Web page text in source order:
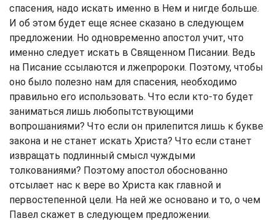
спасения, надо искать именно в Нем и нигде больше.
И об этом будет еще яснее сказано в следующем
предложении. Но одновременно апостол учит, что
именно следует искать в Священном Писании. Ведь
на Писание ссылаются и лжепророки. Поэтому, чтобы
оно было полезно нам для спасения, необходимо
правильно его использовать. Что если кто-то будет
заниматься лишь любопытствующими
вопрошаниями? Что если он прилепится лишь к букве
закона и не станет искать Христа? Что если станет
извращать подлинный смысл чуждыми
толкованиями? Поэтому апостол обоснованно
отсылает нас к вере во Христа как главной и
первостепенной цели. На ней же основано и то, о чем
Павел скажет в следующем предложении.